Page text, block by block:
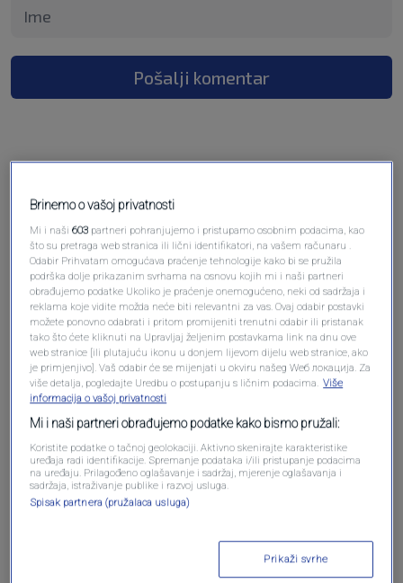
Pošalji komentar
Oglas
Oglas
Brinemo o vašoj privatnosti
Mi i naši603 partneri pohranjujemo i pristupamo osobnim podacima, kao
što su pretraga web stranica ili lični identifikatori, na vašem računaru .
Odabir Prihvatam omogućava praćenje tehnologije kako bi se pružila
podrška dolje prikazanim svrhama na osnovu kojih mi i naši partneri
obrađujemo podatke Ukoliko je praćenje onemogućeno, neki od sadržaja i
reklama koje vidite možda neće biti relevantni za vas. Ovaj odabir postavki
možete ponovno odabrati i pritom promijeniti trenutni odabir ili pristanak
tako što ćete kliknuti na Upravljaj željenim postavkama link na dnu ove
web stranice [ili plutajuću ikonu u donjem lijevom dijelu web stranice, ako
je primjenjivo]. Vaš odabir će se mijenjati u okviru našeg Wеб локација. Za
više detalja, pogledajte Uredbu o postupanju s ličnim podacima. Više
informacija o vašoj privatnosti
Mi i naši partneri obrađujemo podatke kako bismo pružali:
Koristite podatke o tačnoj geolokaciji. Aktivno skenirajte karakteristike
uređaja radi identifikacije. Spremanje podataka i/ili pristupanje podacima
na uređaju. Prilagođeno oglašavanje i sadržaj, mjerenje oglašavanja i
sadržaja, istraživanje publike i razvoj usluga.
Spisak partnera (pružalaca usluga)
Prikaži svrhe